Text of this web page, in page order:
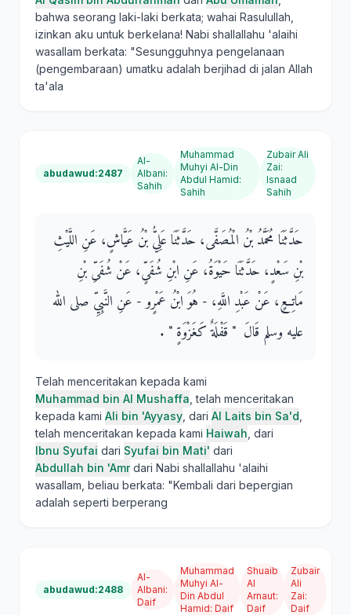
bahwa seorang laki-laki berkata; wahai Rasulullah,
izinkan aku untuk berkelana! Nabi shallallahu 'alaihi
wasallam berkata: "Sesungguhnya pengelanaan
(pengembaraan) umatku adalah berjihad di jalan Allah
ta'ala
abudawud:2487
Al-
Albani:
Sahih
Muhammad
Muhyi Al-Din
Abdul Hamid:
Sahih
Zubair Ali
Zai:
Isnaad
Sahih
حَدَّثَنَا مُحَمَّدُ بْنُ الْمُصَفَّى، حَدَّثَنَا عَلِيُّ بْنُ عَيَّاشٍ، عَنِ اللَّيْثِ
بْنِ سَعْدٍ، حَدَّثَنَا حَيْوَةُ، عَنِ ابْنِ شُفَىٍّ، عَنْ شُفَىِّ بْنِ
مَاتِعٍ، عَنْ عَبْدِ اللَّهِ، - هُوَ ابْنُ عَمْرٍو - عَنِ النَّبِيِّ صلى الله
عليه وسلم قَالَ ‏ "‏ قَفْلَةٌ كَغَزْوَةٍ ‏"‏ ‏.‏
Telah menceritakan kepada kami
Muhammad bin Al Mushaffa , telah menceritakan
kepada kami Ali bin 'Ayyasy , dari Al Laits bin Sa'd
telah menceritakan kepada kami Haiwah , dari
Ibnu Syufai dari Syufai bin Mati' dari
Abdullah bin 'Amrdari Nabi shallallahu 'alaihi
wasallam, beliau berkata: "Kembali dari bepergian
adalah seperti berperang
abudawud:2488
Al-
Albani:
Daif
Muhammad
Muhyi Al-
Din Abdul
Hamid: Daif
Shuaib
Al
Arnaut:
Daif
Zubair
Ali
Zai:
Daif